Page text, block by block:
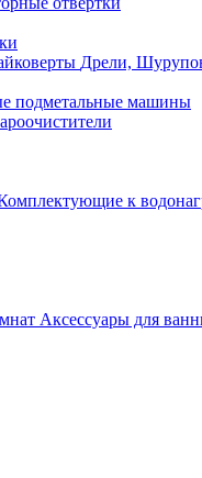
Дрели,
подметальные машины
к
Аксессуары для